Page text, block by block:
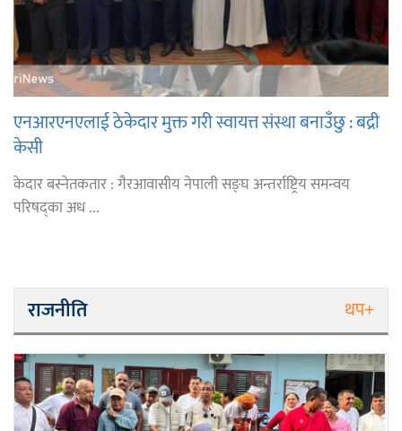
एनआरएनएलाई ठेकेदार मुक्त गरी स्वायत्त संस्था बनाउँछु : बद्री
केसी
केदार बस्नेतकतार : गैरआवासीय नेपाली सङ्घ अन्तर्राष्ट्रिय समन्वय
परिषद्का अध ...
राजनीति थप+